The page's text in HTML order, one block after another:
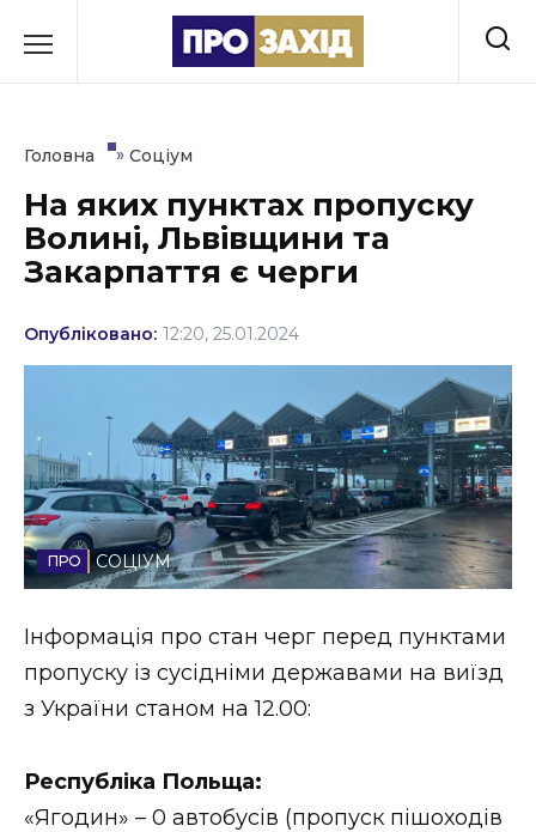
до
Культура
Освіта
Події
Соціум
Спорт
Стиль життя
Втрачений Ужгород (відеоверсія)
ЗАКАРПАТСЬКІ НОВИНИ
Головна » Соціум
На яких пунктах пропуску
Волині, Львівщини та
Закарпаття є черги
Опубліковано: 12:20, 25.01.2024
СОЦІУМ
Інформація про стан черг перед пунктами
пропуску із сусідніми державами на виїзд
з України станом на 12.00:
Республіка Польща:
«Ягодин» – 0 автобусів (пропуск пішоходів